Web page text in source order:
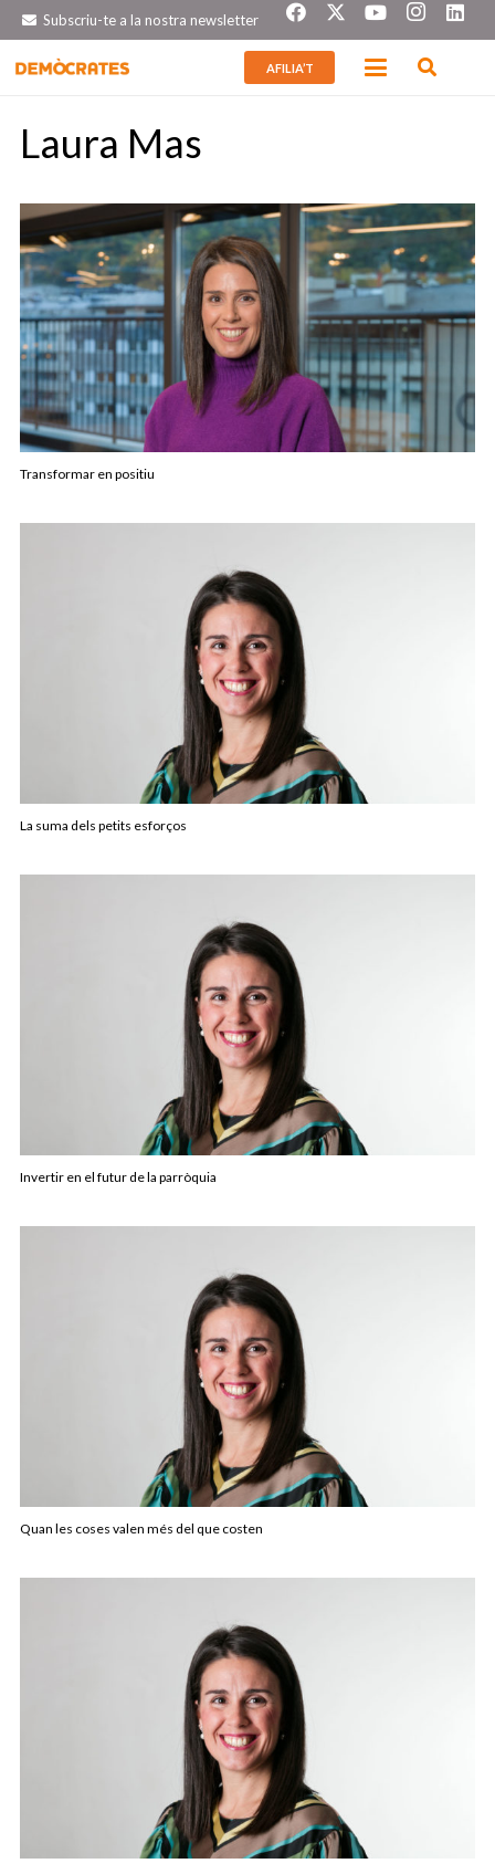
Subscriu-te a la nostra newsletter
AFILIA’T
Laura Mas
Transformar en positiu
La suma dels petits esforços
Invertir en el futur de la parròquia
Quan les coses valen més del que costen